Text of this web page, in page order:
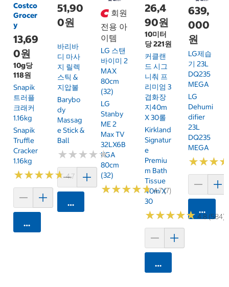
Costco
Grocer
y
13,69
0원
10g당
118원
Snapik
트러플
크래커
1.16kg
Snapik
Truffle
Cracker
1.16kg
★★★★★
★★★★★4.7 (159)
카트에 담기
51,90
0원
바리바
디 마사
지 릴렉
스틱 &
지압볼
Barybo
Dy
Massag
E Stick &
Ball
★★★★★
★★★★★
카트에 담기
회원
전용 아
이템
LG 스탠
바이미 2
MAX
80cm
(32)
LG
Stanby
ME 2
Max TV
32LX6B
KGA
80cm
(32)
★★★★★
★★★★★4.7 (7)
26,4
90원
10미터
당 221원
커클랜
드 시그
니춰 프
리미엄 3
겹화장
지40m
X 30롤
Kirkland
Signatur
E
Premiu
M Bath
Tissue
40m X
30
★★★★★
★★★★★ 4.8 (584)
카트에 담기
639,
000
원
LG제습
기 23L
DQ235
MEGA
LG
Dehumi
Difier
23L
DQ235
MEGA
★★★
★★★
카트에